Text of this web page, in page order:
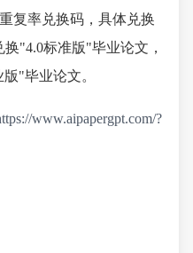
复率兑换码，具体兑换
"4.0标准版"毕业论文，
"毕业论文。
www.aipapergpt.com/?